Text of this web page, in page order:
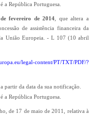
a República Portuguesa.
fevereiro de 2014 , que altera a
de assistência financeira da
União Europeia. - L 107 (10 abril
legal-content/PT/TXT/PDF/?
partir da data da sua notificação.
a República Portuguesa.
de 17 de maio de 2011, relativa à